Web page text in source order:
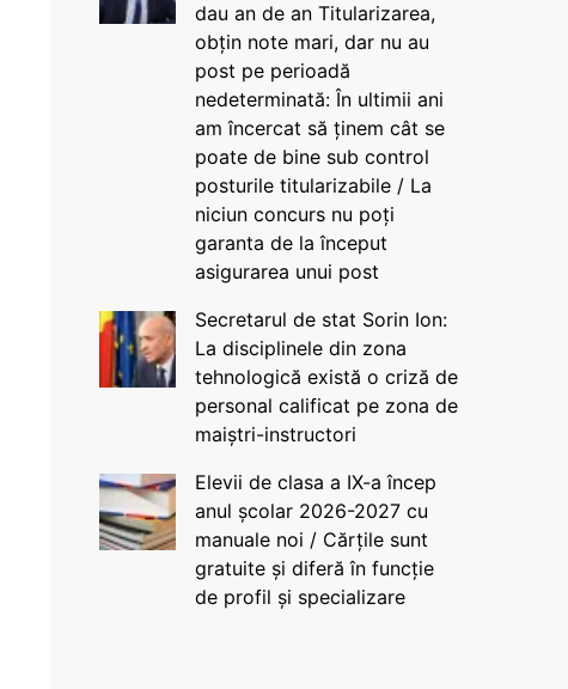
dau an de an Titularizarea,
obțin note mari, dar nu au
post pe perioadă
nedeterminată: În ultimii ani
am încercat să ținem cât se
poate de bine sub control
posturile titularizabile / La
niciun concurs nu poți
garanta de la început
asigurarea unui post
Secretarul de stat Sorin Ion:
La disciplinele din zona
tehnologică există o criză de
personal calificat pe zona de
maiștri-instructori
Elevii de clasa a IX-a încep
anul școlar 2026-2027 cu
manuale noi / Cărțile sunt
gratuite și diferă în funcție
de profil și specializare